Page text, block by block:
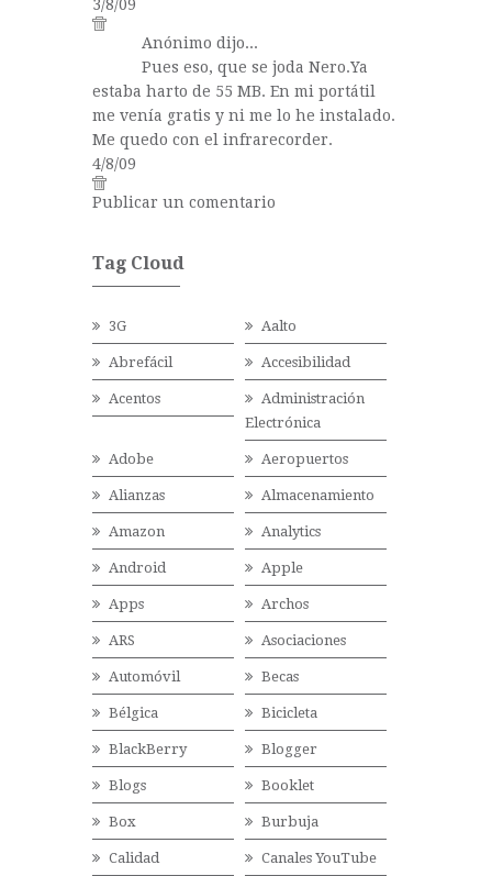
3/8/09
Anónimo dijo...
Pues eso, que se joda Nero.Ya
estaba harto de 55 MB. En mi portátil
me venía gratis y ni me lo he instalado.
Me quedo con el infrarecorder.
4/8/09
Publicar un comentario
Tag Cloud
3G Aalto
Abrefácil Accesibilidad
Acentos
Administración
Electrónica
Adobe Aeropuertos
Alianzas Almacenamiento
Amazon Analytics
Android Apple
Apps Archos
ARS Asociaciones
Automóvil Becas
Bélgica Bicicleta
BlackBerry Blogger
Blogs Booklet
Box Burbuja
Calidad Canales YouTube